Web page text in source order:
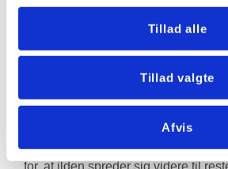
Tillad alle
Tillad valgte
Afvis
tækkere og som tækkemand i
Frederikssund. For ejere af
afgørende at beskytte taget mod
giver en nødvendig tryghed i
Ved én Sepatec®-brandisoleringen
for, at ilden spreder sig videre til